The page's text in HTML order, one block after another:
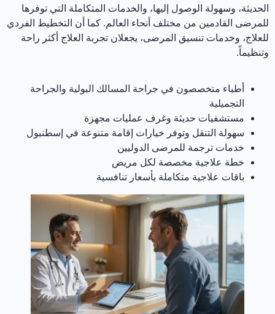
الحديثة، وسهولة الوصول إليها، والخدمات المتكاملة التي توفرها
للمرضى القادمين من مختلف أنحاء العالم. كما أن التخطيط الفردي
للعلاج، وخدمات تنسيق المرضى، يجعلان تجربة العلاج أكثر راحة
وتنظيماً.
أطباء متخصصون في جراحة المسالك البولية والجراحة
التجميلية
مستشفيات حديثة وغرف عمليات مجهزة
سهولة التنقل وتوفر خيارات إقامة متنوعة في إسطنبول
خدمات ترجمة للمرضى الدوليين
خطة علاجية مخصصة لكل مريض
باقات علاجية متكاملة بأسعار تنافسية